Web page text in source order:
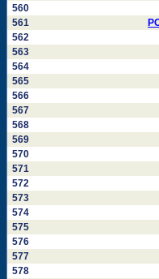
560
561
562
563
564
565
566
567
568
569
570
571
572
573
574
575
576
577
578